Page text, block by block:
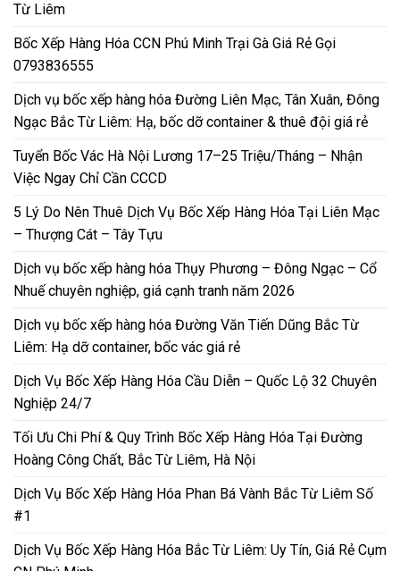
Từ Liêm
Bốc Xếp Hàng Hóa CCN Phú Minh Trại Gà Giá Rẻ Gọi
0793836555
Dịch vụ bốc xếp hàng hóa Đường Liên Mạc, Tân Xuân, Đông
Ngạc Bắc Từ Liêm: Hạ, bốc dỡ container & thuê đội giá rẻ
Tuyển Bốc Vác Hà Nội Lương 17–25 Triệu/Tháng – Nhận
Việc Ngay Chỉ Cần CCCD
5 Lý Do Nên Thuê Dịch Vụ Bốc Xếp Hàng Hóa Tại Liên Mạc
– Thượng Cát – Tây Tựu
Dịch vụ bốc xếp hàng hóa Thụy Phương – Đông Ngạc – Cổ
Nhuế chuyên nghiệp, giá cạnh tranh năm 2026
Dịch vụ bốc xếp hàng hóa Đường Văn Tiến Dũng Bắc Từ
Liêm: Hạ dỡ container, bốc vác giá rẻ
Dịch Vụ Bốc Xếp Hàng Hóa Cầu Diễn – Quốc Lộ 32 Chuyên
Nghiệp 24/7
Tối Ưu Chi Phí & Quy Trình Bốc Xếp Hàng Hóa Tại Đường
Hoàng Công Chất, Bắc Từ Liêm, Hà Nội
Dịch Vụ Bốc Xếp Hàng Hóa Phan Bá Vành Bắc Từ Liêm Số
#1
Dịch Vụ Bốc Xếp Hàng Hóa Bắc Từ Liêm: Uy Tín, Giá Rẻ Cụm